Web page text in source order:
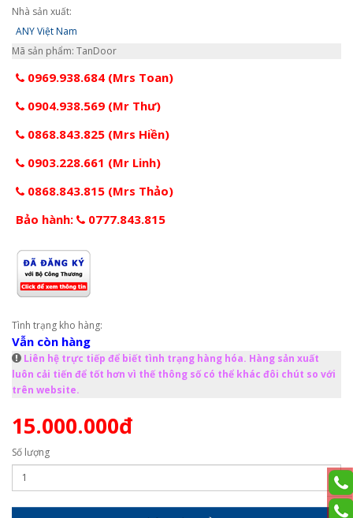
Nhà sản xuất:
ANY Việt Nam
Mã sản phẩm: TanDoor
0969.938.684 (Mrs Toan)
0904.938.569 (Mr Thư)
0868.843.825 (Mrs Hiền)
0903.228.661 (Mr Linh)
0868.843.815 (Mrs Thảo)
Bảo hành:
0777.843.815
Tình trạng kho hàng:
Vẫn còn hàng
Liên hệ trực tiếp để biết tình trạng hàng hóa. Hàng sản xuất
luôn cải tiến để tốt hơn vì thế thông số có thể khác đôi chút so với
trên website.
15.000.000đ
Số lượng